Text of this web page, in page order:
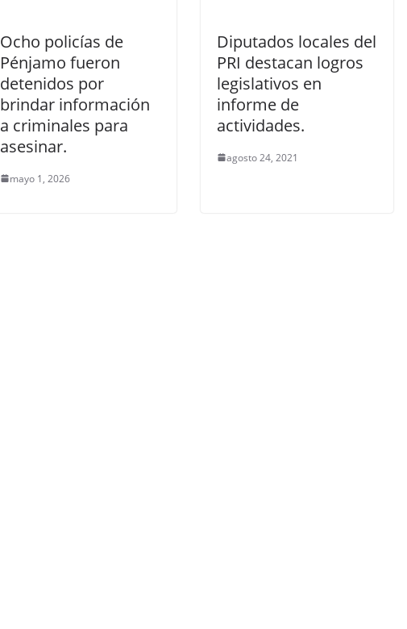
Ocho policías de
Pénjamo fueron
detenidos por
brindar información
a criminales para
asesinar.
mayo 1, 2026
Diputados locales del
PRI destacan logros
legislativos en
informe de
actividades.
agosto 24, 2021